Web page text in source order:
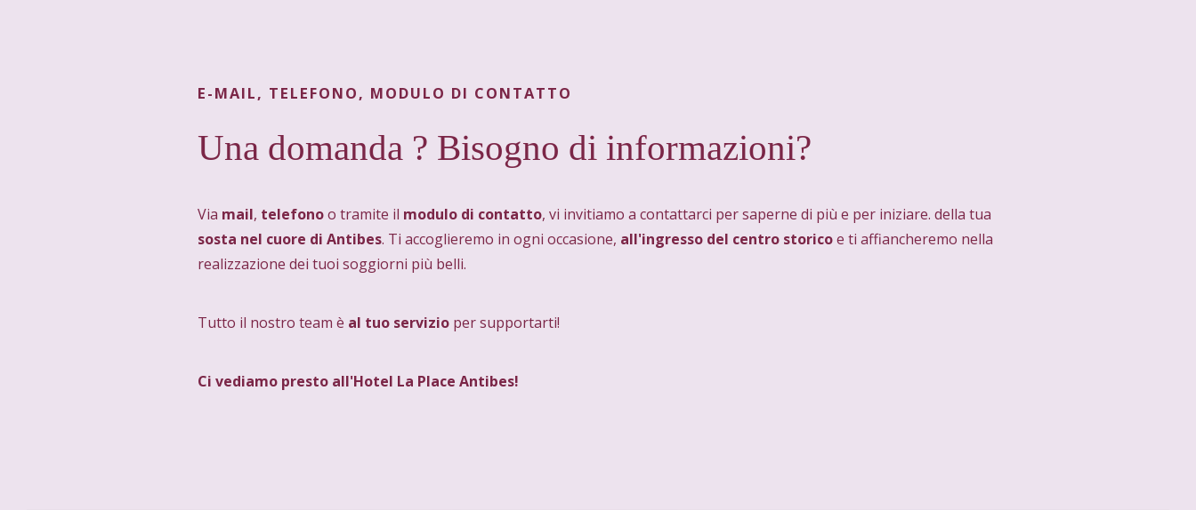
E-MAIL, TELEFONO, MODULO DI CONTATTO
Una domanda ? Bisogno di informazioni?
Via mail, telefonoo tramite il modulo di contatto, vi invitiamo a contattarci per saperne di più e per iniziare. della tua
sosta nel cuore di Antibes. Ti accoglieremo in ogni occasione, all'ingresso del centro storicoe ti affiancheremo nella
realizzazione dei tuoi soggiorni più belli.
Tutto il nostro team è al tuo servizio per supportarti!
Ci vediamo presto all'Hotel La Place Antibes!